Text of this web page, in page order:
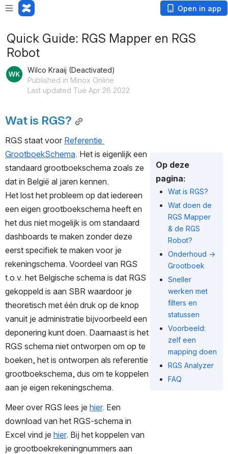
Open in app
Quick Guide: RGS Mapper en RGS
Robot
Wilco Kraaij (Deactivated)
Published in Minox Online
Last updated Tue Apr 26 2022
Wat is RGS?
RGS staat voor Referentie
GrootboekSchema. Het is eigenlijk een
standaard grootboekschema zoals ze
dat in België al jaren kennen.
Het lost het probleem op dat iedereen
een eigen grootboekschema heeft en
het dus niet mogelijk is om standaard
dashboards te maken zonder deze
eerst specifiek te maken voor je
rekeningschema. Voordeel van RGS
t.o.v. het Belgische schema is dat RGS
gekoppeld is aan SBR waardoor je
theoretisch met één druk op de knop
vanuit je administratie bijvoorbeeld een
deponering kunt doen. Daarnaast is het
RGS schema niet ontworpen om op te
boeken, het is ontworpen als referentie
grootboekschema, dus om te koppelen
aan je eigen rekeningschema.
Meer over RGS lees je hier. Een
download van het RGS-schema in
Excel vind je hier. Bij het koppelen van
je grootboekrekeningnummers aan
Op deze
pagina:
Wat is RGS?
Wat doen de
RGS Mapper
& de RGS
Robot?
Onderhoud →
Grootboek
Sneller
werken met
filters en
statussen
Voorbeeld:
zelf een
mapping doen
RGS Analyzer
FAQ